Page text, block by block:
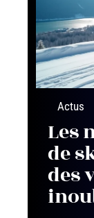
Actus
Les
de
des